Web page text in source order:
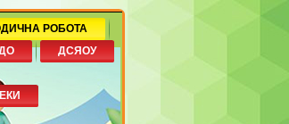
РОБОТА
ДСЯОУ